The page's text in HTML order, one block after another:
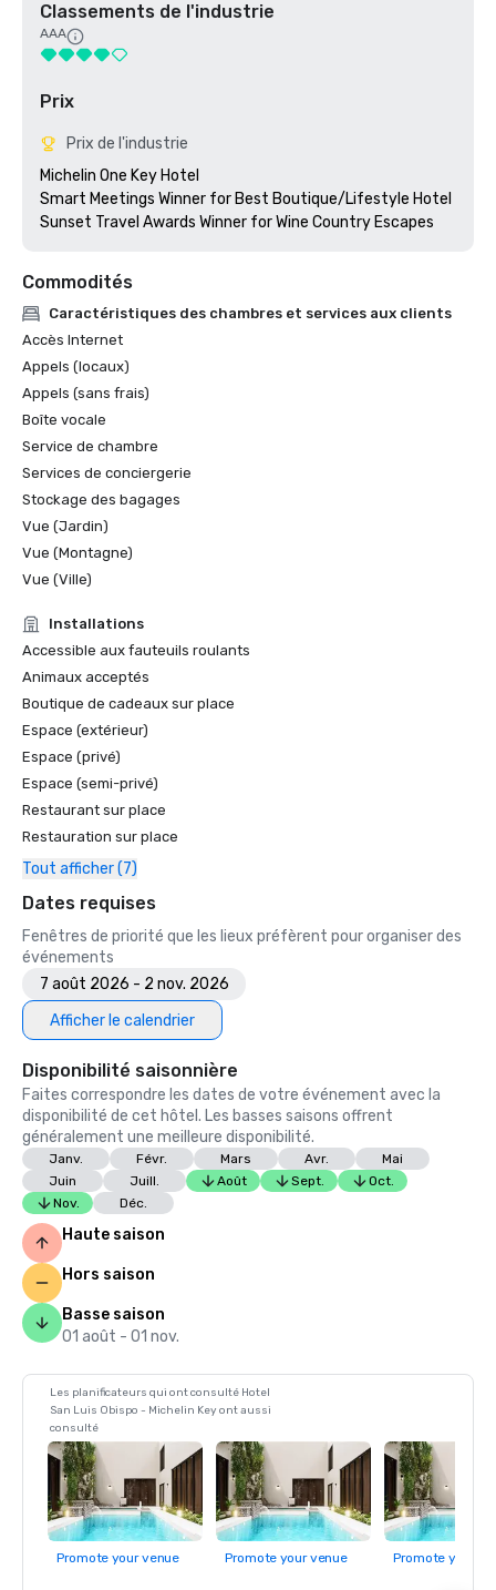
Classements de l'industrie
AAA
Prix
Prix de l'industrie
Michelin One Key Hotel
Smart Meetings Winner for Best Boutique/Lifestyle Hotel
Commodités
Caractéristiques des chambres et services aux clients
Accès Internet
Appels (locaux)
Appels (sans frais)
Boîte vocale
Service de chambre
Services de conciergerie
Stockage des bagages
Vue (Jardin)
Vue (Montagne)
Vue (Ville)
Installations
Accessible aux fauteuils roulants
Animaux acceptés
Boutique de cadeaux sur place
Espace (extérieur)
Espace (privé)
Espace (semi-privé)
Restaurant sur place
Restauration sur place
Tout afficher (7)
Dates requises
Fenêtres de priorité que les lieux préfèrent pour organiser des
événements
7 août 2026 - 2 nov. 2026
Afficher le calendrier
Disponibilité saisonnière
Faites correspondre les dates de votre événement avec la
disponibilité de cet hôtel. Les basses saisons offrent
généralement une meilleure disponibilité.
Janv. Févr. Mars Avr.
Mai
Juin
Juill. Août Sept.
Oct.
Nov.
Déc.
Haute saison
Hors saison
Basse saison
01 août - 01 nov.
Les planificateurs qui ont consulté Hotel
San Luis Obispo - Michelin Key ont aussi
consulté
Promote your venue Promote your venue Promote your